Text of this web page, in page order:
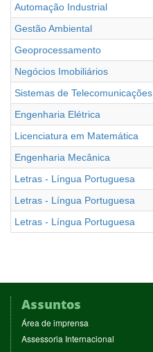
Automação Industrial
Gestão Ambiental
Geoprocessamento
Negócios Imobiliários
Sistemas de Telecomunicações
Engenharia Elétrica
Licenciatura em Matemática
Engenharia Mecânica
Letras - Língua Portuguesa
Letras - Língua Portuguesa
Letras - Língua Portuguesa
Assuntos
Área de imprensa
em
nova
Assessoria Internacional